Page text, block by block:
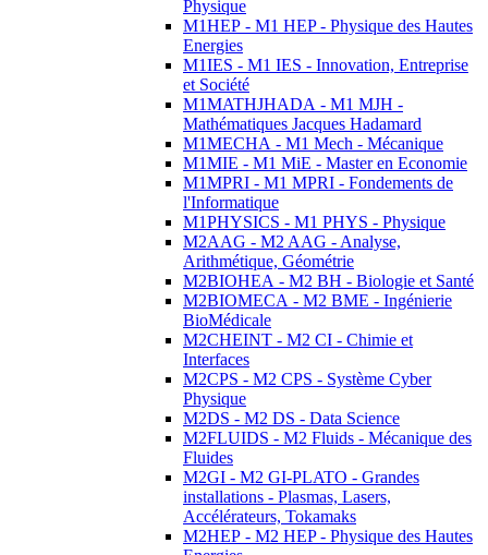
Physique
M1HEP - M1 HEP - Physique des Hautes
Energies
M1IES - M1 IES - Innovation, Entreprise
et Société
M1MATHJHADA - M1 MJH -
Mathématiques Jacques Hadamard
M1MECHA - M1 Mech - Mécanique
M1MIE - M1 MiE - Master en Economie
M1MPRI - M1 MPRI - Fondements de
l'Informatique
M1PHYSICS - M1 PHYS - Physique
M2AAG - M2 AAG - Analyse,
Arithmétique, Géométrie
M2BIOHEA - M2 BH - Biologie et Santé
M2BIOMECA - M2 BME - Ingénierie
BioMédicale
M2CHEINT - M2 CI - Chimie et
Interfaces
M2CPS - M2 CPS - Système Cyber
Physique
M2DS - M2 DS - Data Science
M2FLUIDS - M2 Fluids - Mécanique des
Fluides
M2GI - M2 GI-PLATO - Grandes
installations - Plasmas, Lasers,
Accélérateurs, Tokamaks
M2HEP - M2 HEP - Physique des Hautes